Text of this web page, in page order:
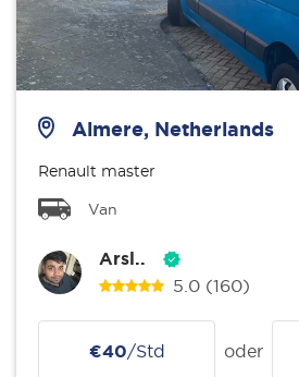
Almere, Netherlands
Renault master
Van
Arsl..
5.0 (160)
€40/Std oder